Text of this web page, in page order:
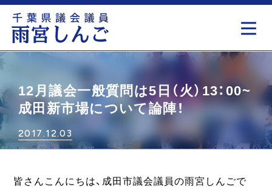
12月議会一般質問は5日（火）13：00~
成田新市場について論陣！
2017.12.03
皆さんこんにちは、成田市議会議員の雨宮しんごで